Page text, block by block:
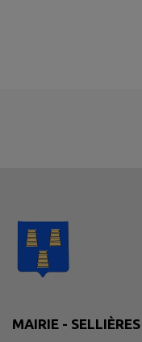
MAIRIE - SELLIÈRES